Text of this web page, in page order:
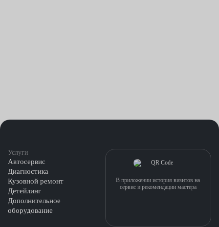
Услуги
Автосервис
Диагностика
Кузовной ремонт
Детейлинг
Дополнительное
оборудование
В приложении история визитов на
сервис и рекомендации мастера